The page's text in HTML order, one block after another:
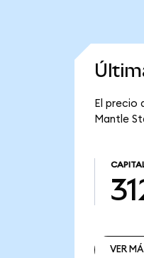
El precio
Mantle
VER